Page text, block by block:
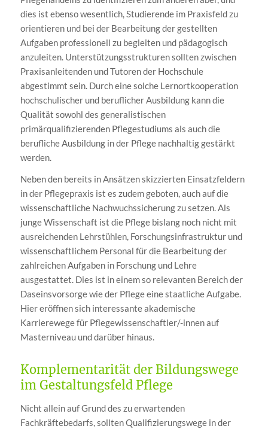
dies ist ebenso wesentlich, Studierende im Praxisfeld zu
orientieren und bei der Bearbeitung der gestellten
Aufgaben professionell zu begleiten und pädagogisch
anzuleiten. Unterstützungsstrukturen sollten zwischen
Praxisanleitenden und Tutoren der Hochschule
abgestimmt sein. Durch eine solche Lernortkooperation
hochschulischer und beruflicher Ausbildung kann die
Qualität sowohl des generalistischen
primärqualifizierenden Pflegestudiums als auch die
berufliche Ausbildung in der Pflege nachhaltig gestärkt
werden.
Neben den bereits in Ansätzen skizzierten Einsatzfeldern
in der Pflegepraxis ist es zudem geboten, auch auf die
wissenschaftliche Nachwuchssicherung zu setzen. Als
junge Wissenschaft ist die Pflege bislang noch nicht mit
ausreichenden Lehrstühlen, Forschungsinfrastruktur und
wissenschaftlichem Personal für die Bearbeitung der
zahlreichen Aufgaben in Forschung und Lehre
ausgestattet. Dies ist in einem so relevanten Bereich der
Daseinsvorsorge wie der Pflege eine staatliche Aufgabe.
Hier eröffnen sich interessante akademische
Karrierewege für Pflegewissenschaftler/-innen auf
Masterniveau und darüber hinaus.
Komplementarität der Bildungswege
im Gestaltungsfeld Pflege
Nicht allein auf Grund des zu erwartenden
Fachkräftebedarfs, sollten Qualifizierungswege in der